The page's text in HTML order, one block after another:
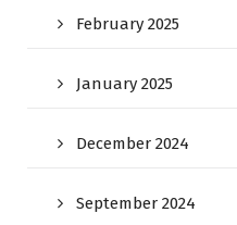
February 2025
January 2025
December 2024
September 2024